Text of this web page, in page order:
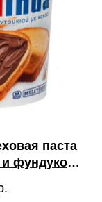
паста
и фундуком